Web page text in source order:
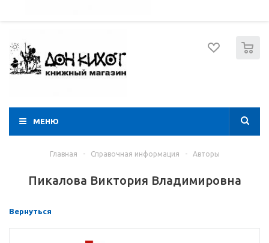
МЕНЮ
Главная - Справочная информация - Авторы
Пикалова Виктория Владимировна
Вернуться